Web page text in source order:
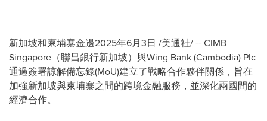
新加坡和柬埔寨金邊2025年6月3日 /美通社/ -- CIMB
Singapore（聯昌銀行新加坡）與Wing Bank (Cambodia) Plc
通過簽署諒解備忘錄(MoU)建立了戰略合作夥伴關係，旨在
加強新加坡與柬埔寨之間的跨境金融服務，並深化兩國間的
經濟合作。